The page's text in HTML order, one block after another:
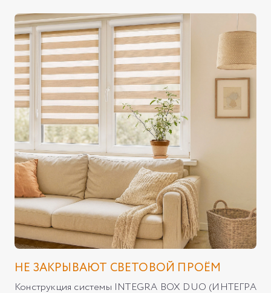
НЕ ЗАКРЫВАЮТ СВЕТОВОЙ ПРОЁМ
Конструкция системы INTEGRA BOX DUO (ИНТЕГРА